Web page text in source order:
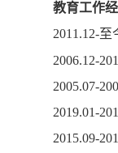
教育工作
2011.12-
2006.12-
2019.01-
2015.09-